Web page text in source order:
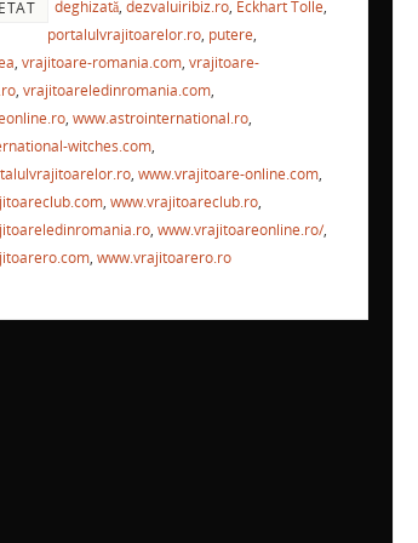
itt
er
ai
l
er
e
st
at
s
A
p
ta
deghizată ,dezvaluiribiz.ro Eckhart Tolle
portalulvrajitoarelor.ro putere
vrajitoare-romania.com, vrajitoare-
, vrajitoareledinromania.com,
, www.astrointernational.ro,
witches.com,
, www.vrajitoare-online.com,
, www.vrajitoareclub.ro,
, www.vrajitoareonline.ro/,
, www.vrajitoarero.ro